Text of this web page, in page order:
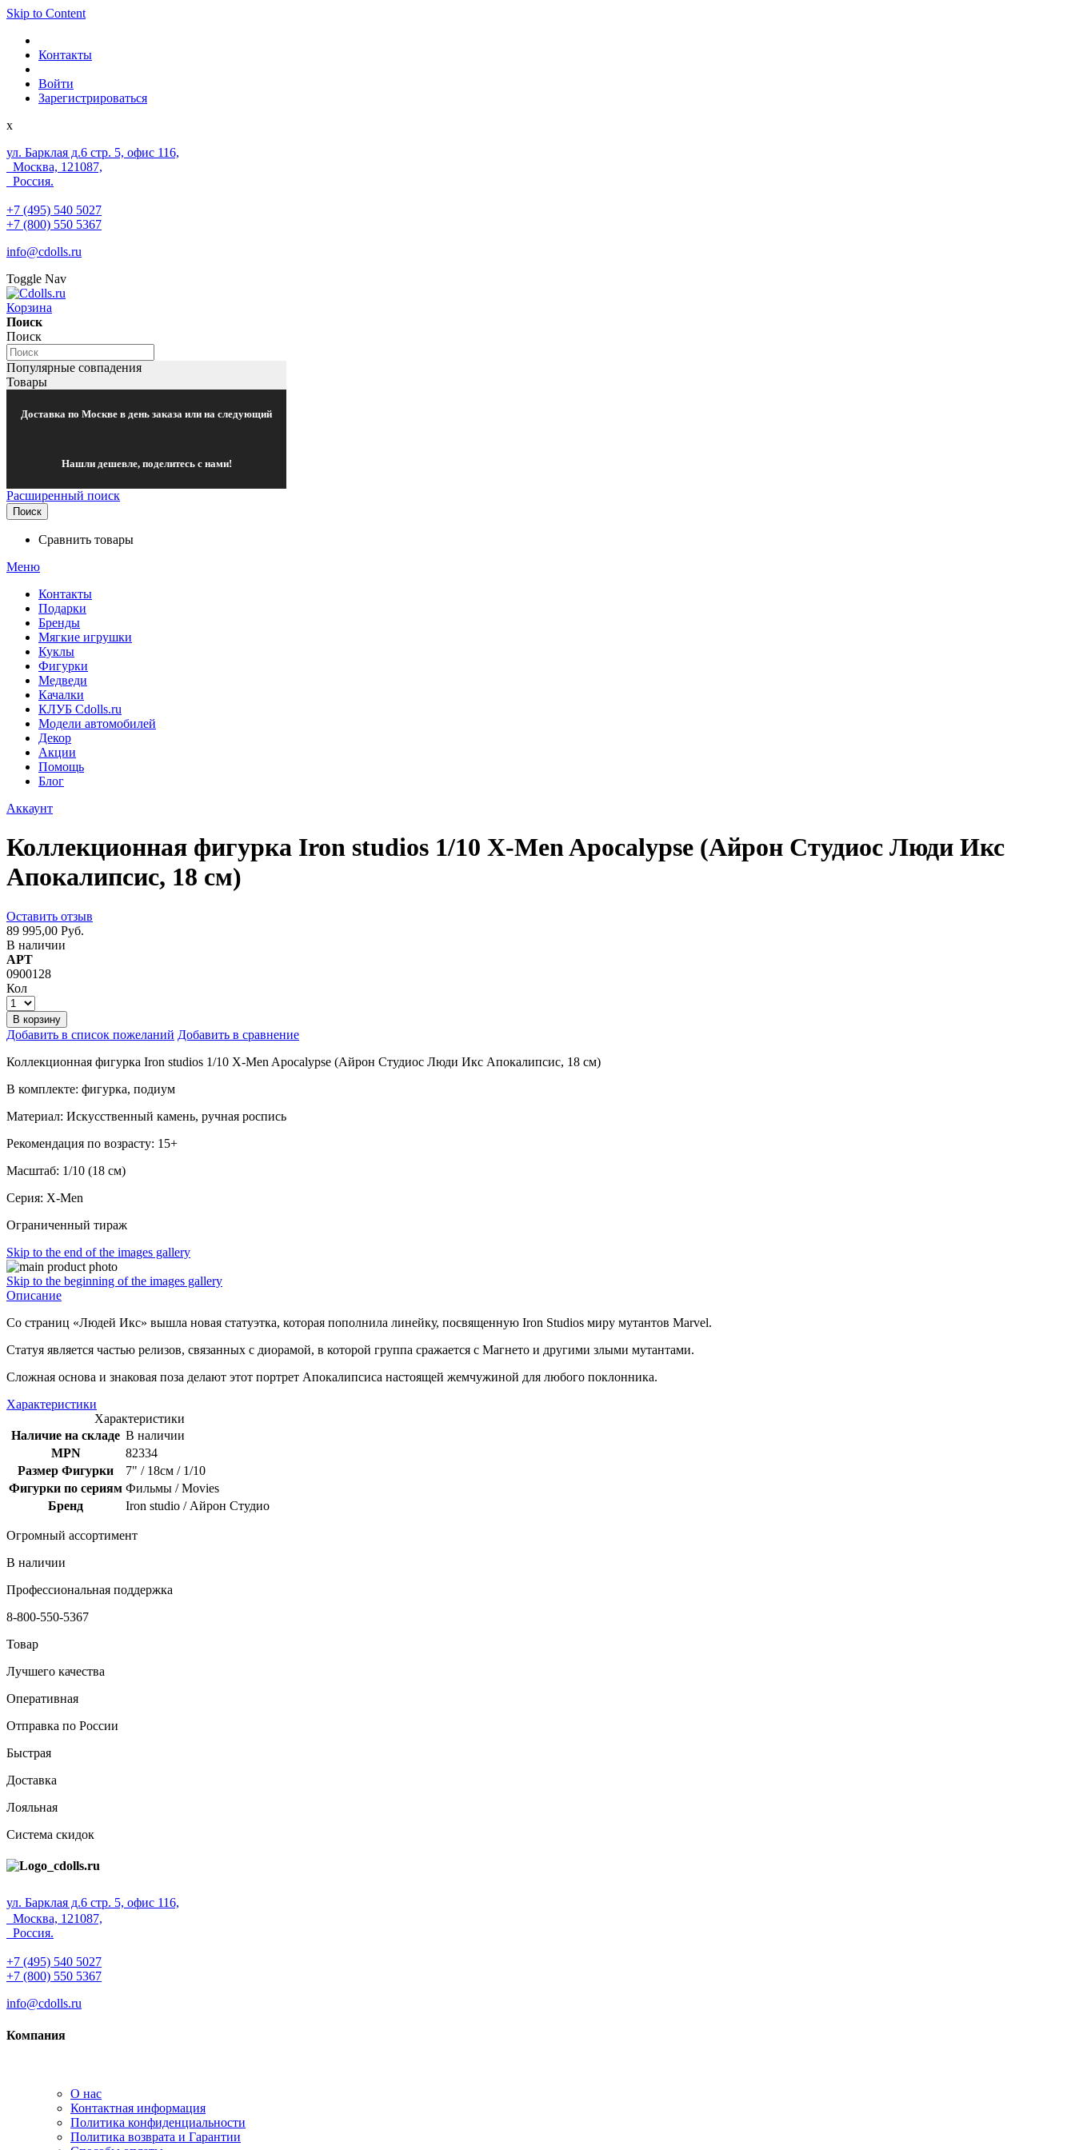
Skip to Content
Контакты
Войти
Зарегистрироваться
x
ул. Барклая д.6 стр. 5, офис 116,
Москва, 121087,
Россия.
+7 (495) 540 5027
+7 (800) 550 5367
info@cdolls.ru
Toggle Nav
Корзина
Поиск
Поиск
Популярные совпадения
Товары
Доставка по Москве в день заказа или на следующий
Нашли дешевле, поделитесь с нами!
Расширенный поиск
Поиск
Сравнить товары
Меню
Контакты
Подарки
Бренды
Мягкие игрушки
Куклы
Фигурки
Медведи
Качалки
КЛУБ Cdolls.ru
Модели автомобилей
Декор
Акции
Помощь
Блог
Аккаунт
Коллекционная фигурка Iron studios 1/10 X-Men Apocalypse (Айрон Студиос Люди Икс
Апокалипсис, 18 см)
Оставить отзыв
89 995,00 Руб.
В наличии
АРТ
0900128
Кол
В корзину
Добавить в список пожеланий Добавить в сравнение
Коллекционная фигурка Iron studios 1/10 X-Men Apocalypse (Айрон Студиос Люди Икс Апокалипсис, 18 см)
В комплекте: фигурка, подиум
Материал: Искусственный камень, ручная роспись
Рекомендация по возрасту: 15+
Масштаб: 1/10 (18 см)
Серия: X-Men
Ограниченный тираж
Skip to the end of the images gallery
Skip to the beginning of the images gallery
Описание
Со страниц «Людей Икс» вышла новая статуэтка, которая пополнила линейку, посвященную Iron Studios миру мутантов Marvel.
Статуя является частью релизов, связанных с диорамой, в которой группа сражается с Магнето и другими злыми мутантами.
Сложная основа и знаковая поза делают этот портрет Апокалипсиса настоящей жемчужиной для любого поклонника.
Характеристики
Характеристики
Наличие на складе В наличии
MPN
82334
Размер Фигурки
7" / 18см / 1/10
Фигурки по сериям Фильмы / Movies
Бренд
Iron studio / Айрон Студио
Огромный ассортимент
В наличии
Профессиональная поддержка
8-800-550-5367
Товар
Лучшего качества
Оперативная
Отправка по России
Быстрая
Доставка
Лояльная
Система скидок
ул. Барклая д.6 стр. 5, офис 116,
Москва, 121087,
Россия.
+7 (495) 540 5027
+7 (800) 550 5367
info@cdolls.ru
Компания
О нас
Контактная информация
Политика конфиденциальности
Политика возврата и Гарантии